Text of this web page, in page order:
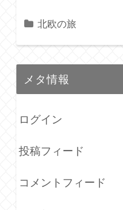
北欧の旅
メタ情報
ログイン
投稿フィード
コメントフィード